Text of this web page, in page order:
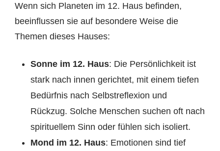
Wenn sich Planeten im 12. Haus befinden,
beeinflussen sie auf besondere Weise die
Themen dieses Hauses:
Sonne im 12. Haus: Die Persönlichkeit ist
stark nach innen gerichtet, mit einem tiefen
Bedürfnis nach Selbstreflexion und
Rückzug. Solche Menschen suchen oft nach
spirituellem Sinn oder fühlen sich isoliert.
Mond im 12. Haus: Emotionen sind tief